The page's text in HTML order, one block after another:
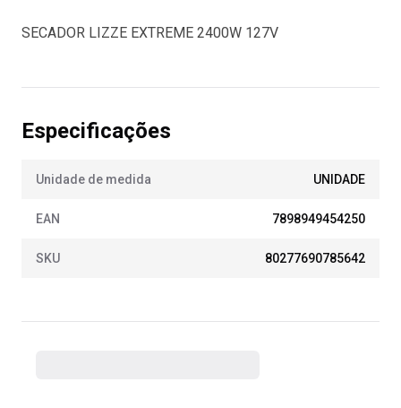
SECADOR LIZZE EXTREME 2400W 127V
Especificações
Unidade de medida UNIDADE
EAN 7898949454250
SKU 80277690785642